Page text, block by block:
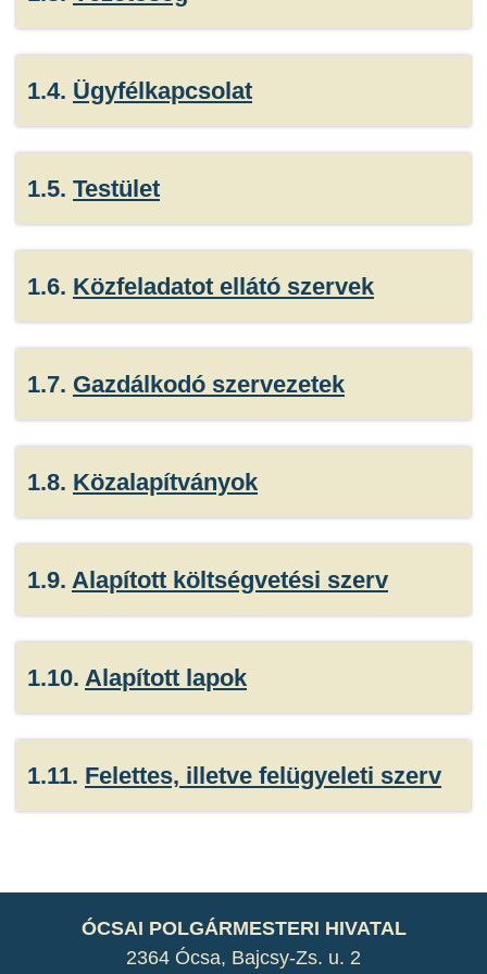
1.4. Ügyfélkapcsolat
1.5. Testület
1.6. Közfeladatot ellátó szervek
1.7. Gazdálkodó szervezetek
1.8. Közalapítványok
1.9. Alapított költségvetési szerv
1.10. Alapított lapok
1.11. Felettes, illetve felügyeleti szerv
ÓCSAI POLGÁRMESTERI HIVATAL
2364 Ócsa, Bajcsy-Zs. u. 2